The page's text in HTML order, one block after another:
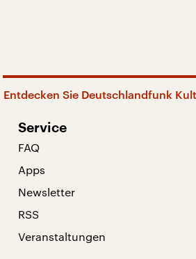
Entdecken Sie Deutschlandfunk
Service
FAQ
Apps
Newsletter
RSS
Veranstaltungen